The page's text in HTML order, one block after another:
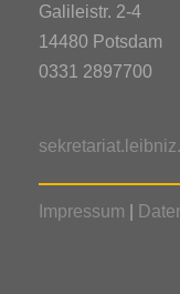
Galileistr. 2-4
14480 Potsdam
0331 2897700
Impressum